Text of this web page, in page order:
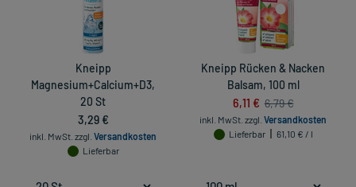
Kneipp
Magnesium+Calcium+D3,
20 St
3,29 €
inkl. MwSt. zzgl. Versandkosten
Lieferbar
Kneipp Rücken & Nacken
Balsam, 100 ml
6,11 € 6,79 €
inkl. MwSt. zzgl. Versandkosten
Lieferbar
61,10 € / l